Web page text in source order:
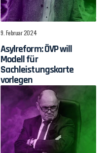
9. Februar 2024
Asylreform: ÖVP will
Modell für
Sachleistungskarte
vorlegen